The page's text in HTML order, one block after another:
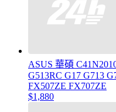
ASUS 華碩
G513RC G17 G713
FX507ZE FX707ZE
$1,880